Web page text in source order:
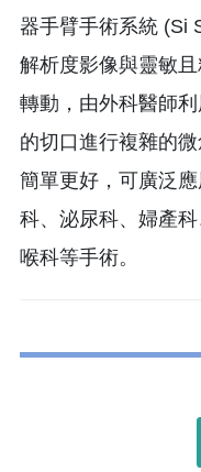
器手臂手術系統 (Si
解析度影像與靈敏
轉動，由外科醫師
的切口進行複雜的
簡單更好，可廣泛
科、泌尿科、婦產
喉科等手術。